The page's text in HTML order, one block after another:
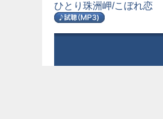
ひとり珠洲岬/こぼれ恋